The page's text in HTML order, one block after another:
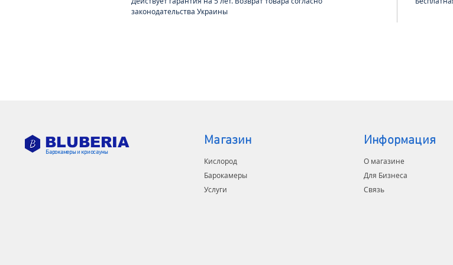
законодательства Украины
BLUBERIA
Барокамеры и криосауны
Магазин
Кислород
Барокамеры
Услуги
Информация
О магазине
Для Бизнеса
Связь